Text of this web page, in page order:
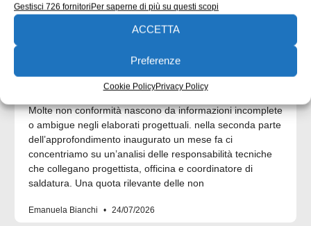
Gestisci 726 fornitoriPer saperne di più su questi scopi
ACCETTA
Preferenze
Cookie PolicyPrivacy Policy
progettazione ed esecuzione
Molte non conformità nascono da informazioni incomplete
o ambigue negli elaborati progettuali. nella seconda parte
dell’approfondimento inaugurato un mese fa ci
concentriamo su un’analisi delle responsabilità tecniche
che collegano progettista, officina e coordinatore di
saldatura. Una quota rilevante delle non
Emanuela Bianchi 24/07/2026